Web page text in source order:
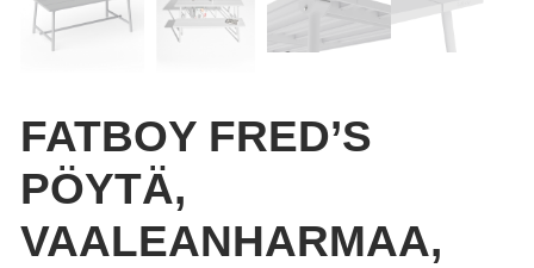
FATBOY FRED’S
PÖYTÄ,
VAALEANHARMAA,